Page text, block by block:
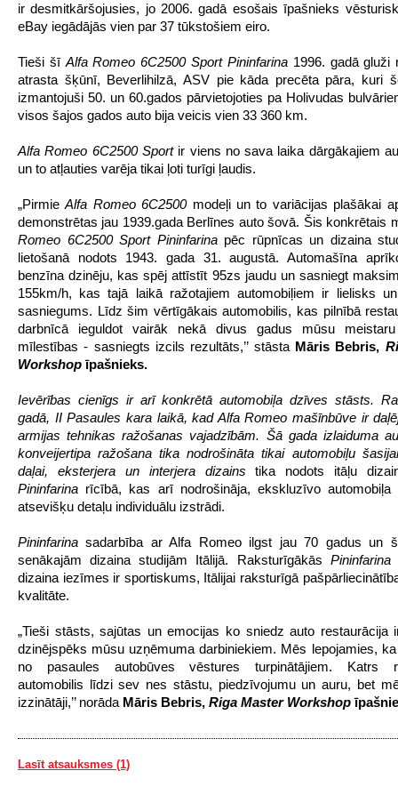
ir desmitkāršojusies, jo 2006. gadā esošais īpašnieks
eBay iegādājās vien par 37 tūkstošiem eiro.
Tieši šī Alfa Romeo 6C2500 Sport Pininfarina1996. gadā gluži
atrasta šķūnī, Beverlihilzā, ASV pie kāda precēta pāra, kuri
izmantojuši 50. un 60.gados pārvietojoties pa Holivudas
visos šajos gados auto bija veicis vien 33 360 km.
Alfa Romeo 6C2500 Sport ir viens no sava laika dārgākajiem
un to atļauties varēja tikai ļoti turīgi ļaudis.
„PirmieAlfa Romeo 6C2500modeļi un to variācijas plašākai
demonstrētas jau 1939.gada Berlīnes auto šovā. Šis konkrētais
Romeo 6C2500 Sport Pininfarinapēc rūpnīcas un dizaina
lietošanā nodots 1943. gada 31. augustā. Automašīna
benzīna dzinēju, kas spēj attīstīt 95zs jaudu un sasniegt
155km/h, kas tajā laikā ražotajiem automobiļiem ir lielisks
sasniegums. Līdz šim vērtīgākais automobilis, kas pilnībā
darbnīcā ieguldot vairāk nekā divus gadus mūsu
mīlestības - sasniegts izcils rezultāts,’’ stāstaMāris Bebris,
Workshopīpašnieks.
Ievērības cienīgs ir arī konkrētā automobiļa dzīves stāsts.
gadā, II Pasaules kara laikā, kad Alfa Romeo mašīnbūve ir
armijas tehnikas ražošanas vajadzībām. Šā gada izlaiduma
konveijertipa ražošana tika nodrošināta tikai automobiļu
daļai, eksterjera un interjera dizainstika nodots itāļu
Pininfarina rīcībā, kas arī nodrošināja, ekskluzīvo automobiļa
atsevišķu detaļu individuālu izstrādi.
Pininfarina sadarbība ar Alfa Romeo ilgst jau 70 gadus un
senākajām dizaina studijām Itālijā. Raksturīgākās Pininfarina
dizaina iezīmes ir sportiskums, Itālijai raksturīgā
kvalitāte.
„Tieši stāsts, sajūtas un emocijas ko sniedz auto restaurācija
dzinējspēks mūsu uzņēmuma darbiniekiem. Mēs lepojamies,
no pasaules autobūves vēstures turpinātājiem. Katrs
automobilis līdzi sev nes stāstu, piedzīvojumu un auru, bet
izzinātāji,’’ norāda Māris Bebris, Riga Master Workshop
Lasīt atsauksmes (1)